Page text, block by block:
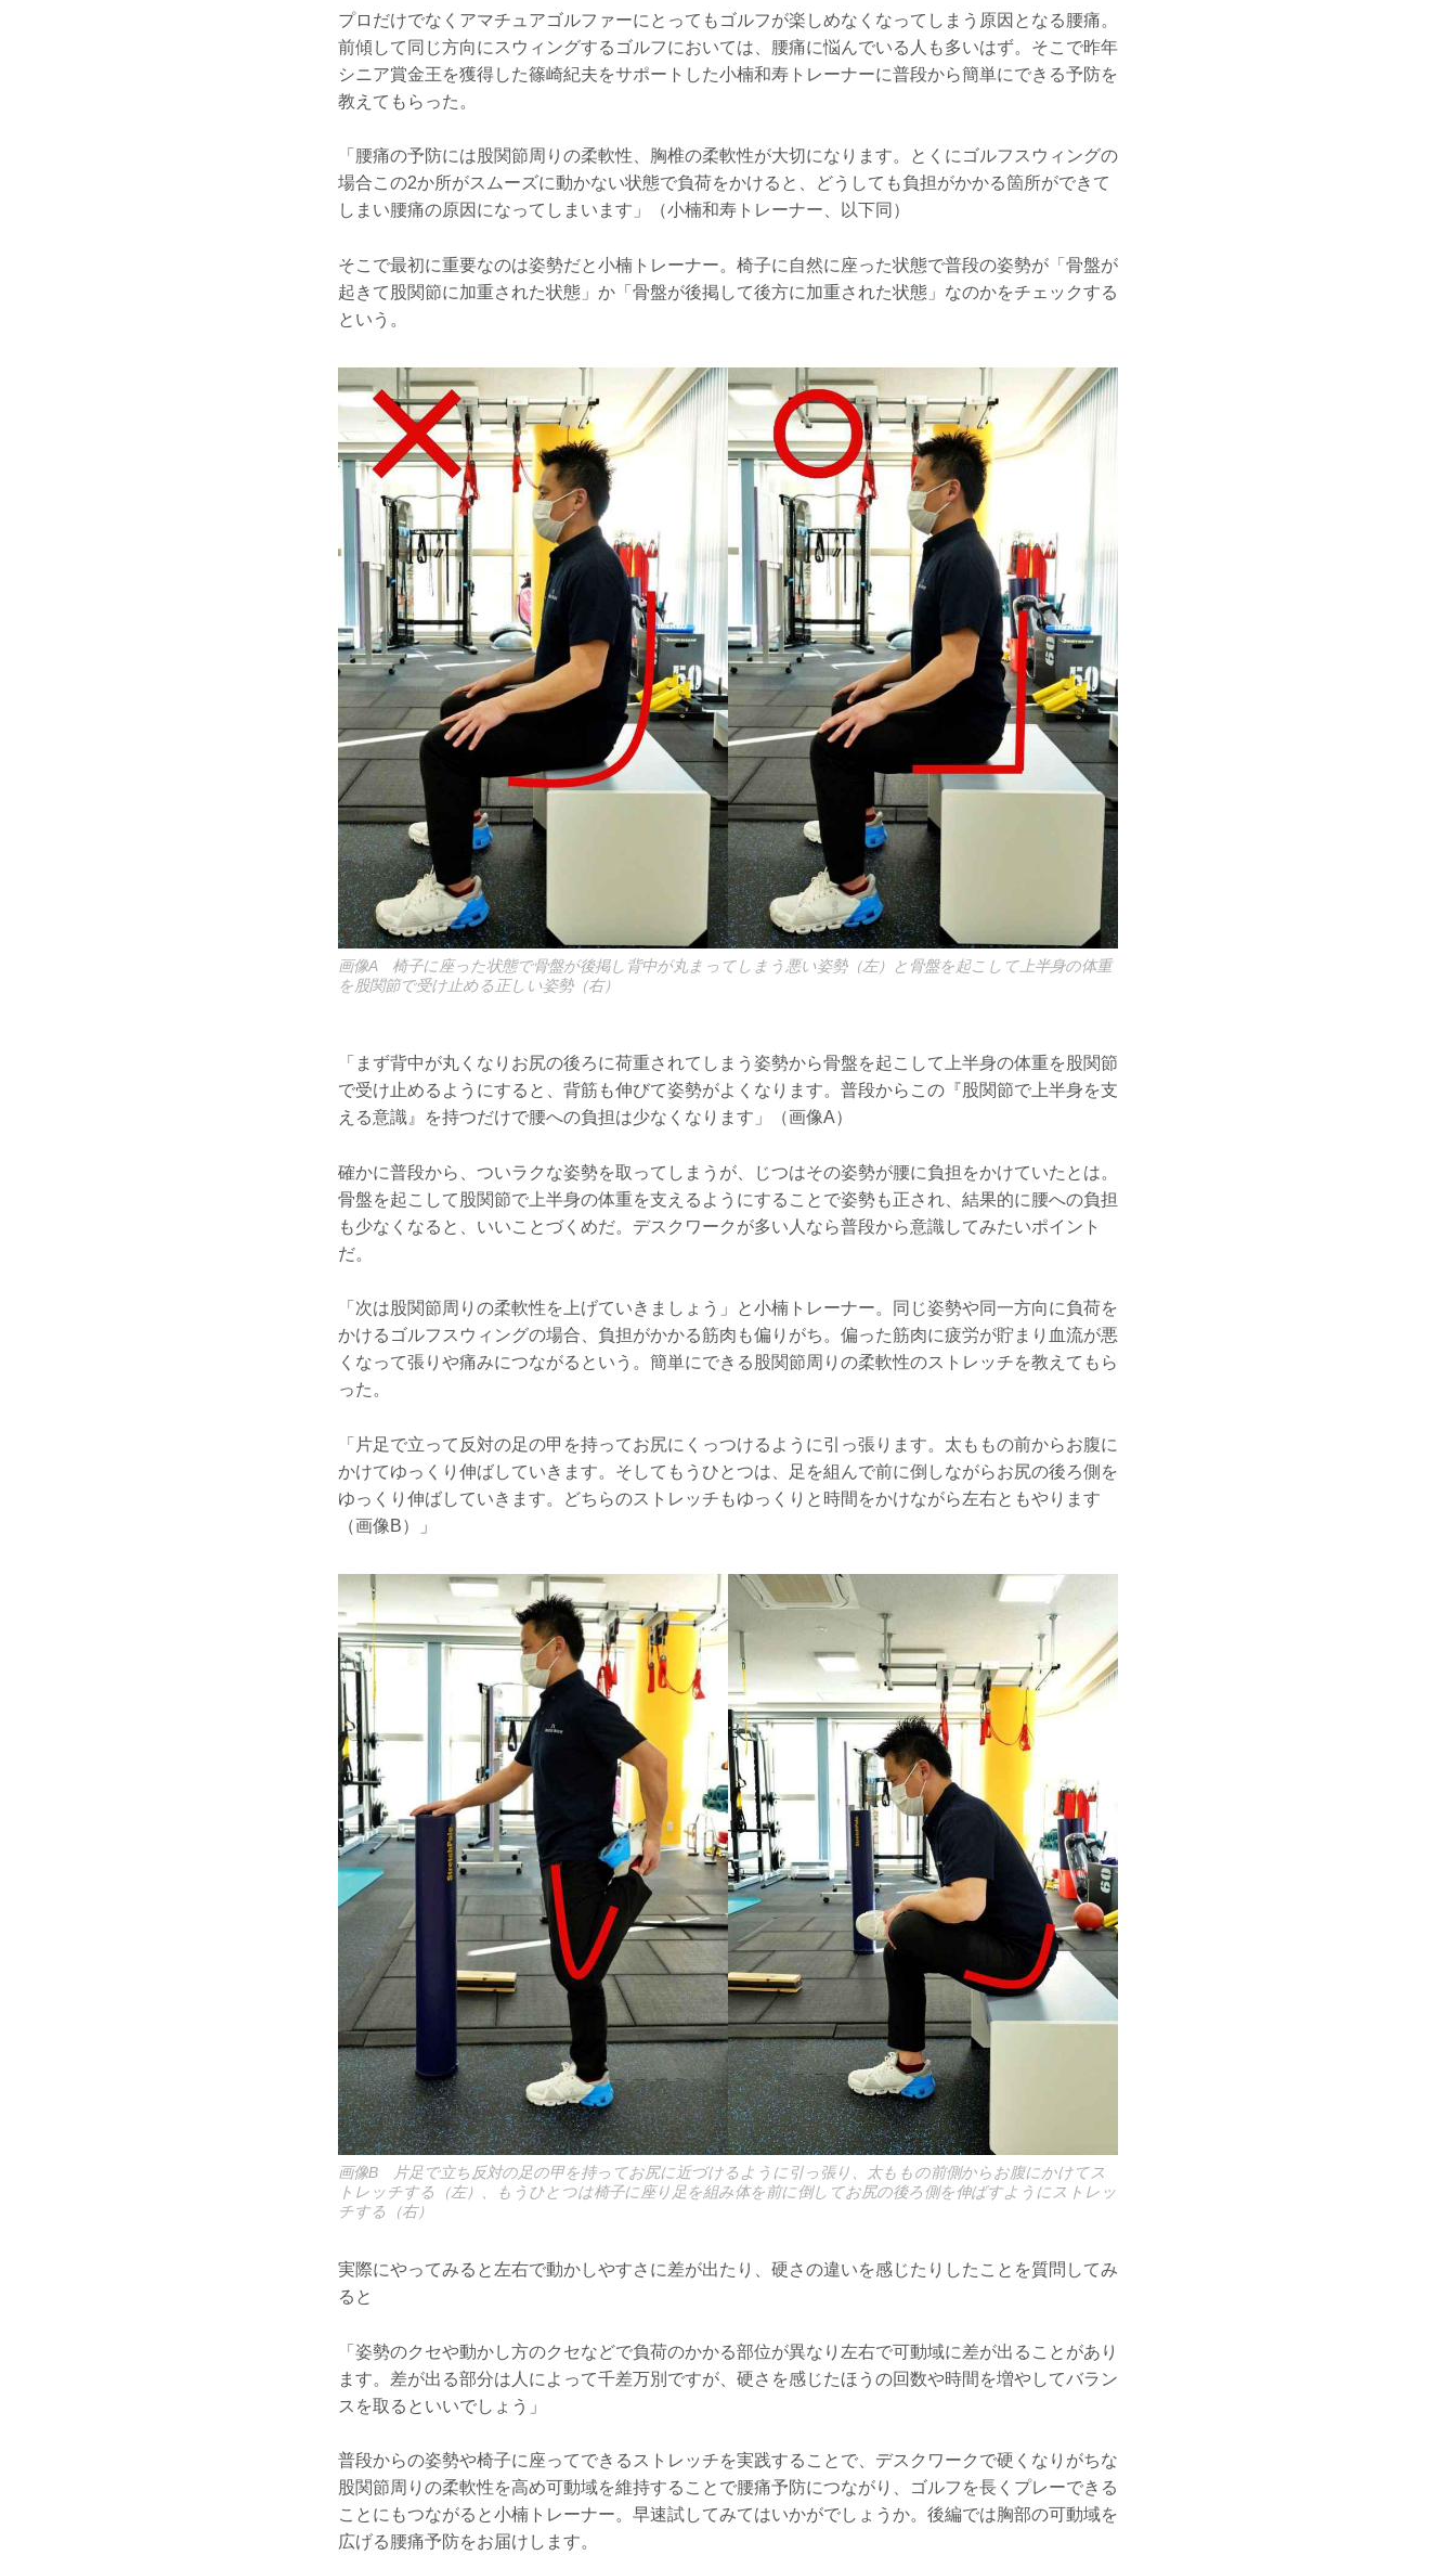
プロだけでなくアマチュアゴルファーにとってもゴルフが楽しめなくなってしまう原因となる腰痛。
前傾して同じ方向にスウィングするゴルフにおいては、腰痛に悩んでいる人も多いはず。そこで昨年
シニア賞金王を獲得した篠崎紀夫をサポートした小楠和寿トレーナーに普段から簡単にできる予防を
教えてもらった。
「腰痛の予防には股関節周りの柔軟性、胸椎の柔軟性が大切になります。とくにゴルフスウィングの
場合この2か所がスムーズに動かない状態で負荷をかけると、どうしても負担がかかる箇所ができて
しまい腰痛の原因になってしまいます」（小楠和寿トレーナー、以下同）
そこで最初に重要なのは姿勢だと小楠トレーナー。椅子に自然に座った状態で普段の姿勢が「骨盤が
起きて股関節に加重された状態」か「骨盤が後掲して後方に加重された状態」なのかをチェックする
という。
画像A 椅子に座った状態で骨盤が後掲し背中が丸まってしまう悪い姿勢（左）と骨盤を起こして上半身の体重
を股関節で受け止める正しい姿勢（右）
「まず背中が丸くなりお尻の後ろに荷重されてしまう姿勢から骨盤を起こして上半身の体重を股関節
で受け止めるようにすると、背筋も伸びて姿勢がよくなります。普段からこの『股関節で上半身を支
える意識』を持つだけで腰への負担は少なくなります」（画像A）
確かに普段から、ついラクな姿勢を取ってしまうが、じつはその姿勢が腰に負担をかけていたとは。
骨盤を起こして股関節で上半身の体重を支えるようにすることで姿勢も正され、結果的に腰への負担
も少なくなると、いいことづくめだ。デスクワークが多い人なら普段から意識してみたいポイント
だ。
「次は股関節周りの柔軟性を上げていきましょう」と小楠トレーナー。同じ姿勢や同一方向に負荷を
かけるゴルフスウィングの場合、負担がかかる筋肉も偏りがち。偏った筋肉に疲労が貯まり血流が悪
くなって張りや痛みにつながるという。簡単にできる股関節周りの柔軟性のストレッチを教えてもら
った。
「片足で立って反対の足の甲を持ってお尻にくっつけるように引っ張ります。太ももの前からお腹に
かけてゆっくり伸ばしていきます。そしてもうひとつは、足を組んで前に倒しながらお尻の後ろ側を
ゆっくり伸ばしていきます。どちらのストレッチもゆっくりと時間をかけながら左右ともやります
（画像B）」
画像B 片足で立ち反対の足の甲を持ってお尻に近づけるように引っ張り、太ももの前側からお腹にかけてス
トレッチする（左）、もうひとつは椅子に座り足を組み体を前に倒してお尻の後ろ側を伸ばすようにストレッ
チする（右）
実際にやってみると左右で動かしやすさに差が出たり、硬さの違いを感じたりしたことを質問してみ
ると
「姿勢のクセや動かし方のクセなどで負荷のかかる部位が異なり左右で可動域に差が出ることがあり
ます。差が出る部分は人によって千差万別ですが、硬さを感じたほうの回数や時間を増やしてバラン
スを取るといいでしょう」
普段からの姿勢や椅子に座ってできるストレッチを実践することで、デスクワークで硬くなりがちな
股関節周りの柔軟性を高め可動域を維持することで腰痛予防につながり、ゴルフを長くプレーできる
ことにもつながると小楠トレーナー。早速試してみてはいかがでしょうか。後編では胸部の可動域を
広げる腰痛予防をお届けします。